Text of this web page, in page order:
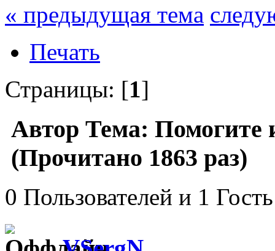
« предыдущая тема
Печать
Страницы: [1]
Автор Тема: Помогите
(Прочитано 1863 раз)
0 Пользователей и 1